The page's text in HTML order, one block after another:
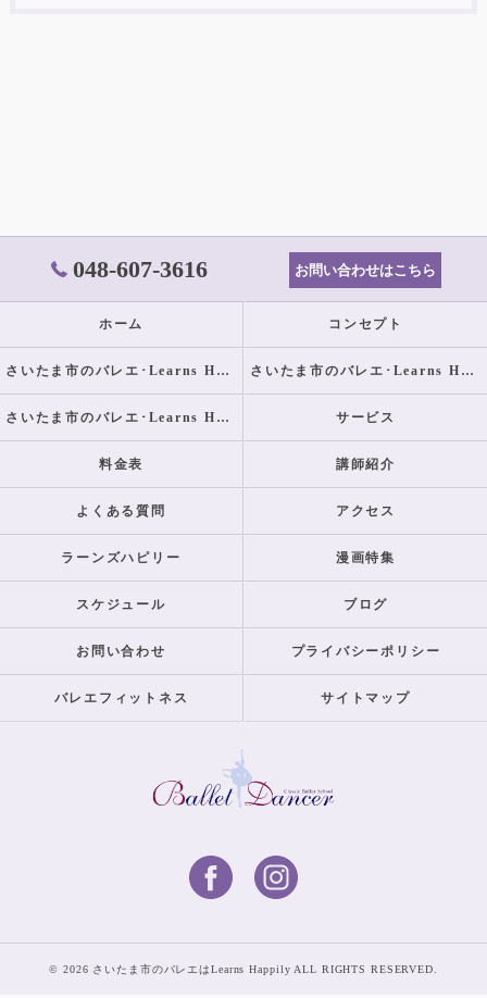
048-607-3616 お問い合わせはこちら
ホーム コンセプト
さいたま市のバレエ･Learns Happilyの口コミ情報 さいたま市のバレエ･Learns Happilyの評判
さいたま市のバレエ･Learns Happilyのお客様の声 サービス
料金表 講師紹介
よくある質問 アクセス
ラーンズハピリー 漫画特集
スケジュール ブログ
お問い合わせ プライバシーポリシー
バレエフィットネス サイトマップ
© 2026 さいたま市のバレエはLearns Happily ALL RIGHTS RESERVED.